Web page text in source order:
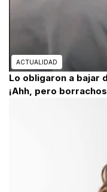
ACTUALIDAD
Lo obligaron a bajar
¡Ahh, pero